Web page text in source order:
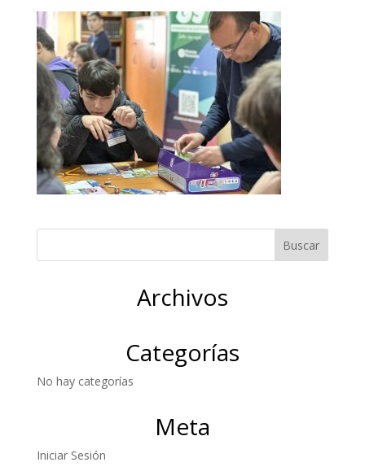
Archivos
Categorías
No hay categorías
Meta
Iniciar Sesión